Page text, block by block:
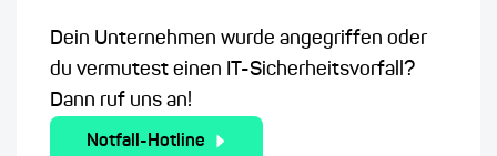
Dein Unternehmen wurde angegriffen oder
du vermutest einen IT-Sicherheitsvorfall?
Dann ruf uns an!
Notfall-Hotline